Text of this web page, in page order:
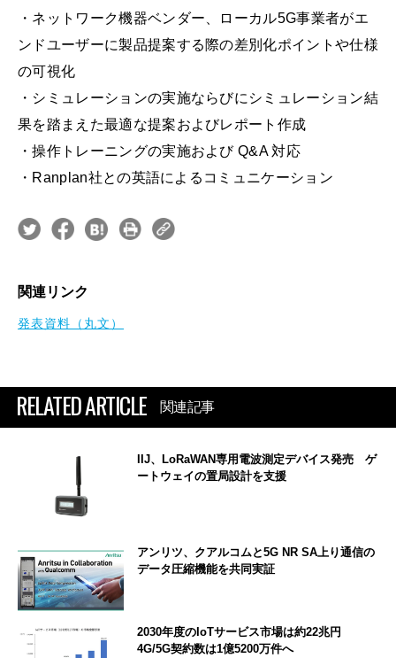
・ネットワーク機器ベンダー、ローカル5G事業者がエ
ンドユーザーに製品提案する際の差別化ポイントや仕様
の可視化
・シミュレーションの実施ならびにシミュレーション結
果を踏まえた最適な提案およびレポート作成
・操作トレーニングの実施および Q&A 対応
・Ranplan社との英語によるコミュニケーション
関連リンク
発表資料（丸文）
RELATED ARTICLE 関連記事
IIJ、LoRaWAN専用電波測定デバイス発売 ゲ
ートウェイの置局設計を支援
アンリツ、クアルコムと5G NR SA上り通信の
データ圧縮機能を共同実証
2030年度のIoTサービス市場は約22兆円
4G/5G契約数は1億5200万件へ